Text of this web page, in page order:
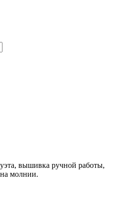
вышивка ручной работы,
молнии.